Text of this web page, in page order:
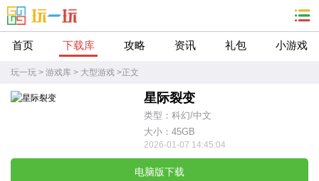
首页 下载库 攻略 资讯 礼包 小游戏
玩一玩 > 游戏库 > 大型游戏 >正文
星际裂变
类型：科幻/中文
大小：45GB
2026-01-07 14:45:04
电脑版下载